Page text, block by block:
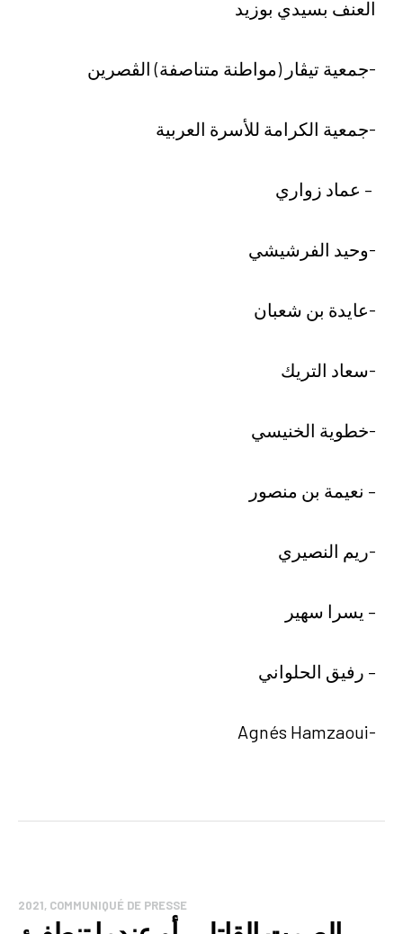
العنف بسيدي بوزيد
-جمعية تيڨار (مواطنة متناصفة) الڨصرين
-جمعية الكرامة للأسرة العربية
– عماد زواري
-وحيد الفرشيشي
-عايدة بن شعبان
-سعاد التريك
-خطوية الخنيسي
– نعيمة بن منصور
-ريم النصيري
– يسرا سهير
– رفيق الحلواني
-Agnés Hamzaoui
2021, COMMUNIQUÉ DE PRESSE